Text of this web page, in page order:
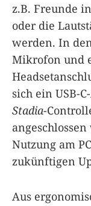
z.B. Freunde
oder die
werden. In
Mikrofon und
sich ein USB-
Stadia-
Nutzung am
zukünftigen
Aus